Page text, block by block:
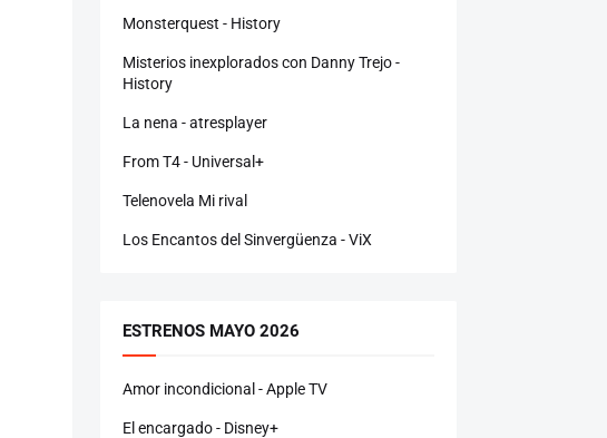
Monsterquest - History
Misterios inexplorados con Danny Trejo -
History
La nena - atresplayer
From T4 - Universal+
Telenovela Mi rival
Los Encantos del Sinvergüenza - ViX
ESTRENOS MAYO 2026
Amor incondicional - Apple TV
El encargado - Disney+